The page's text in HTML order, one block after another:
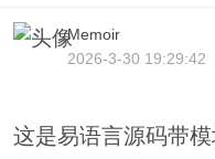
Memoir
2026-3-30 19:29:42
这是易语言源码带